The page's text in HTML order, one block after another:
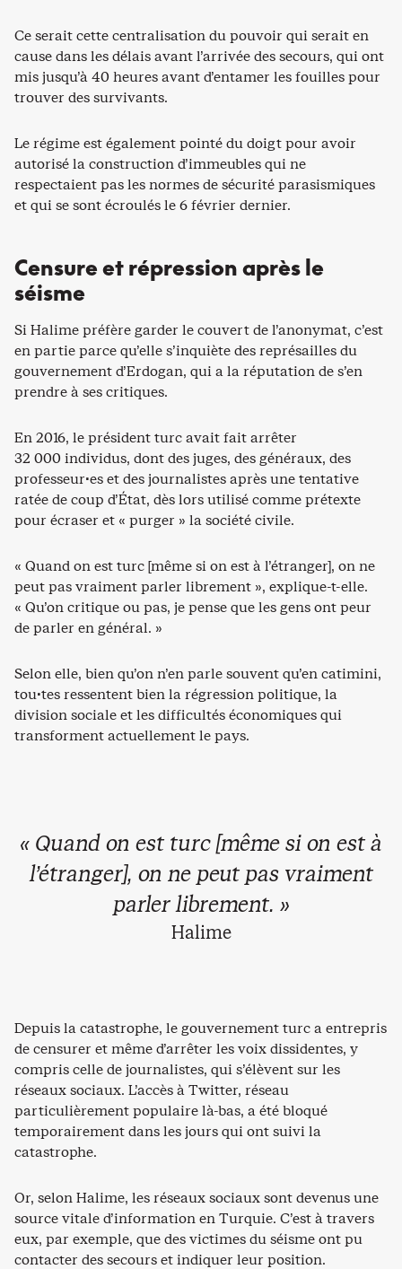
Ce serait cette centralisation du pouvoir qui serait en
cause dans les délais avant l’arrivée des secours, qui ont
mis jusqu’à 40 heures avant d’entamer les fouilles pour
trouver des survivants.
Le régime est également pointé du doigt pour avoir
autorisé la construction d’immeubles qui ne
respectaient pas les normes de sécurité parasismiques
et qui se sont écroulés le 6 février dernier.
Censure et répression après le
séisme
Si Halime préfère garder le couvert de l’anonymat, c’est
en partie parce qu’elle s’inquiète des représailles du
gouvernement d’Erdogan, qui a la réputation de s’en
prendre à ses critiques.
En 2016, le président turc avait fait arrêter
32 000 individus, dont des juges, des généraux, des
professeur·es et des journalistes après une tentative
ratée de coup d’État, dès lors utilisé comme prétexte
pour écraser et « purger » la société civile.
« Quand on est turc [même si on est à l’étranger], on ne
peut pas vraiment parler librement », explique-t-elle.
« Qu’on critique ou pas, je pense que les gens ont peur
de parler en général. »
Selon elle, bien qu’on n’en parle souvent qu’en catimini,
tou·tes ressentent bien la régression politique, la
division sociale et les difficultés économiques qui
transforment actuellement le pays.
« Quand on est turc [même si on est à
l’étranger], on ne peut pas vraiment
parler librement. »
Halime
Depuis la catastrophe, le gouvernement turc a entrepris
de censurer et même d’arrêter les voix dissidentes, y
compris celle de journalistes, qui s’élèvent sur les
réseaux sociaux. L’accès à Twitter, réseau
particulièrement populaire là-bas, a été bloqué
temporairement dans les jours qui ont suivi la
catastrophe.
Or, selon Halime, les réseaux sociaux sont devenus une
source vitale d’information en Turquie. C’est à travers
eux, par exemple, que des victimes du séisme ont pu
contacter des secours et indiquer leur position.